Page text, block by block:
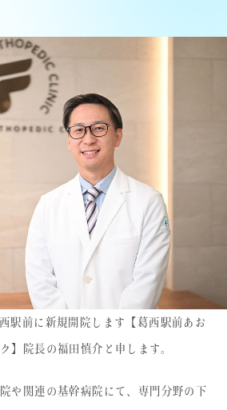
駅前に新規開院します【葛西駅前あお
】院長の福田慎介と申します。
や関連の基幹病院にて、専門分野の下